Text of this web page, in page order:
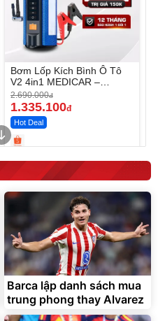
Bơm Lốp Kích Bình Ô Tô
V2 4in1 MEDICAR –
12.000mAh
2.690.000đ
1.335.100đ
Hot Deal
Máy rửa xe cầm tay xịt rửa
cao áp có tạo bọt tuyết
399.000
Barca lập danh sách mua
trung phong thay Alvarez